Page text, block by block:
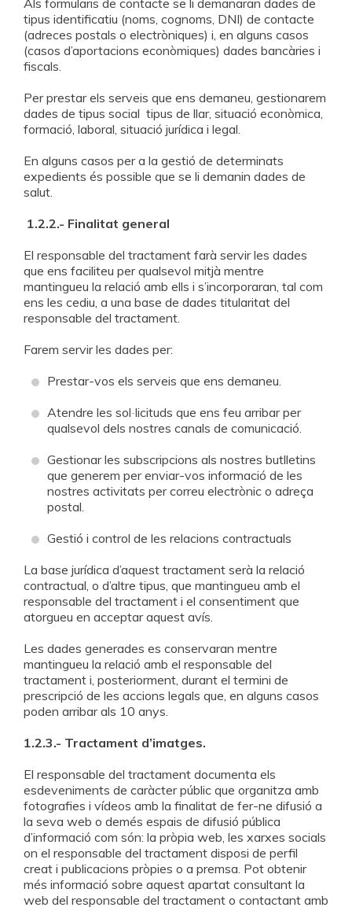
Als formularis de contacte se li demanaran dades de
tipus identificatiu (noms, cognoms, DNI) de contacte
(adreces postals o electròniques) i, en alguns casos
(casos d’aportacions econòmiques) dades bancàries i
fiscals.
Per prestar els serveis que ens demaneu, gestionarem
dades de tipus social tipus de llar, situació econòmica,
formació, laboral, situació jurídica i legal.
En alguns casos per a la gestió de determinats
expedients és possible que se li demanin dades de
salut.
1.2.2.- Finalitat general
El responsable del tractament farà servir les dades
que ens faciliteu per qualsevol mitjà mentre
mantingueu la relació amb ells i s’incorporaran, tal com
ens les cediu, a una base de dades titularitat del
responsable del tractament.
Farem servir les dades per:
Prestar-vos els serveis que ens demaneu.
Atendre les sol·licituds que ens feu arribar per
qualsevol dels nostres canals de comunicació.
Gestionar les subscripcions als nostres butlletins
que generem per enviar-vos informació de les
nostres activitats per correu electrònic o adreça
postal.
Gestió i control de les relacions contractuals
La base jurídica d’aquest tractament serà la relació
contractual, o d’altre tipus, que mantingueu amb el
responsable del tractament i el consentiment que
atorgueu en acceptar aquest avís.
Les dades generades es conservaran mentre
mantingueu la relació amb el responsable del
tractament i, posteriorment, durant el termini de
prescripció de les accions legals que, en alguns casos
poden arribar als 10 anys.
1.2.3.- Tractament d’imatges.
El responsable del tractament documenta els
esdeveniments de caràcter públic que organitza amb
fotografies i vídeos amb la finalitat de fer-ne difusió a
la seva web o demés espais de difusió pública
d’informació com són: la pròpia web, les xarxes socials
on el responsable del tractament disposi de perfil
creat i publicacions pròpies o a premsa. Pot obtenir
més informació sobre aquest apartat consultant la
web del responsable del tractament o contactant amb